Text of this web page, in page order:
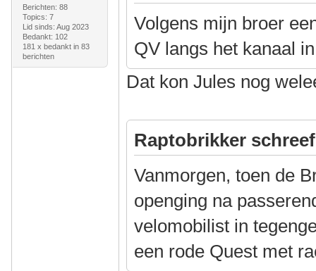
Berichten: 88
Topics: 7
Lid sinds: Aug 2023
Bedankt: 102
181 x bedankt in 83
berichten
Volgens mijn broer
QV langs het kanaal
Dat kon Jules nog
Raptobrikker
Vanmorgen, toen de
openging na
velomobilist in
een rode Quest met